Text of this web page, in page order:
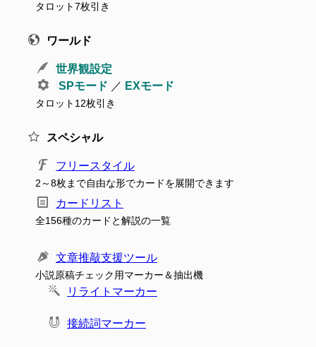
タロット7枚引き
ワールド
世界観設定
SPモード ／ EXモード
タロット12枚引き
スペシャル
フリースタイル
2～8枚まで自由な形でカードを展開できます
カードリスト
全156種のカードと解説の一覧
文章推敲支援ツール
小説原稿チェック用マーカー＆抽出機
リライトマーカー
接続詞マーカー